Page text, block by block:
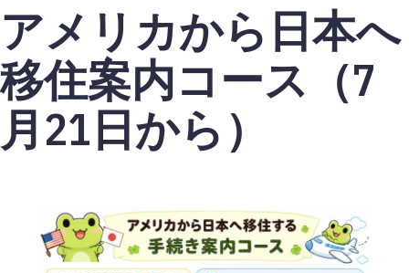
アメリカから日本へ
移住案内コース（7
月21日から）